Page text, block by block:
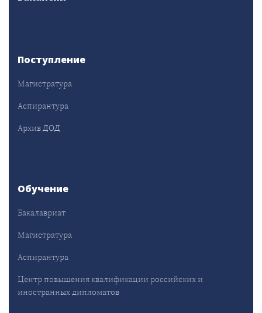
Поступление
Магистратура
Аспирантура
Архив ДОД
Обучение
Бакалавриат
Магистратура
Аспирантура
Центр повышения квалификации российских и
иностранных дипломатов